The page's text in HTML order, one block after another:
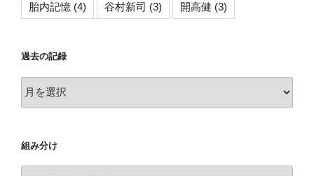
胎内記憶 (4) 谷村新司 (3) 開高健 (3)
過去の記録
去
録
組み分け